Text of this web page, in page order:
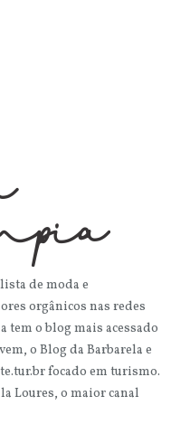
de moda e
orgânicos nas redes
tem o blog mais acessado
o Blog da Barbarela e
focado em turismo.
Loures, o maior canal